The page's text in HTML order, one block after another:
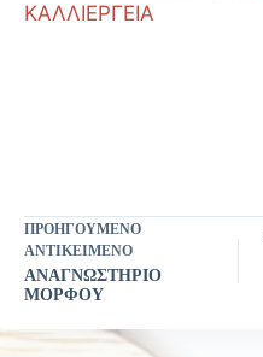
ΚΑΛΛΙΕΡΓΕΙΑ
ΠΡΟΗΓΟΎΜΕΝΟ
ΑΝΤΙΚΕΊΜΕΝΟ
ΑΝΑΓΝΩΣΤΗΡΙΟ
ΜΟΡΦΟΥ